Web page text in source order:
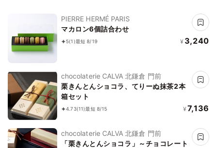
PIERRE HERMÉ PARIS
マカロン6個詰合わせ
5(1)最短 8/19 ¥ 3,240
chocolaterie CALVA 北鎌倉 門前
栗きんとんショコラ、てりーぬ抹茶2本
箱セット
4.73(11)最短 8/15 ¥ 7,136
chocolaterie CALVA 北鎌倉 門前
「栗きんとんショコラ」～チョコレート